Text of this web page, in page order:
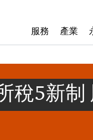
服務 產業
稅5新制